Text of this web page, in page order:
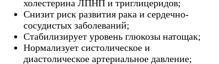
холестерина ЛПНП и триглицеридов;
Снизит риск развития рака и сердечно-
сосудистых заболеваний;
Стабилизирует уровень глюкозы натощак;
Нормализует систолическое и
диастолическое артериальное давление;